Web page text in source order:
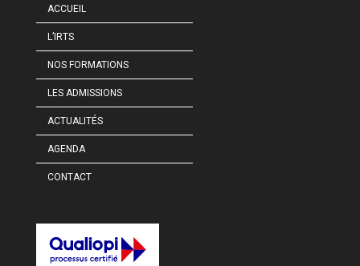
ACCUEIL
L’IRTS
NOS FORMATIONS
LES ADMISSIONS
ACTUALITÉS
AGENDA
CONTACT